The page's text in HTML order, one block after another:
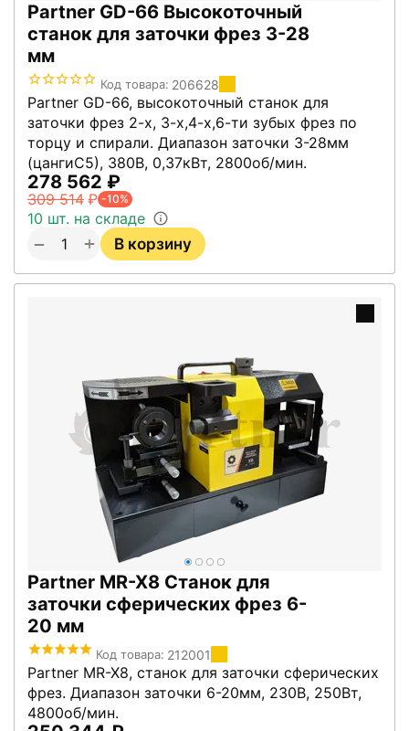
Partner GD-66 Высокоточный
станок для заточки фрез 3-28
мм
Код товара: 206628
Partner GD-66, высокоточный станок для
заточки фрез 2-х, 3-х,4-х,6-ти зубых фрез по
торцу и спирали. Диапазон заточки 3-28мм
(цангиС5), 380В, 0,37кВт, 2800об/мин.
278 562 ₽
309 514 ₽ -10%
10 шт. на складе
+
− В корзину
Partner MR-X8 Станок для
заточки сферических фрез 6-
20 мм
Код товара: 212001
Partner MR-X8, станок для заточки сферических
фрез. Диапазон заточки 6-20мм, 230В, 250Вт,
4800об/мин.